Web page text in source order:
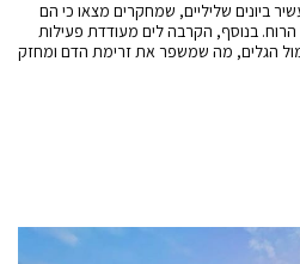
ביונים שליליים, שמחקרים מצאו כי הם
בנוסף, הקרבה לים מעודדת פעילות
הגלים, מה שמשפר את זרימת הדם ומחזק